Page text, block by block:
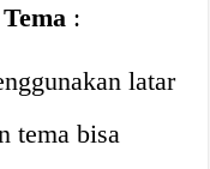
:
latar
tema bisa